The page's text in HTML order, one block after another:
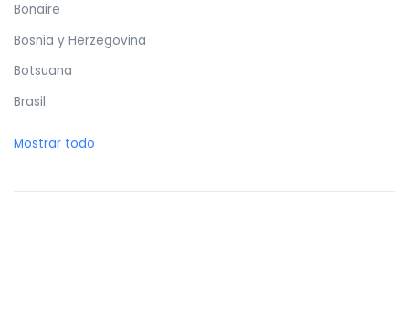
Bonaire
Bosnia y Herzegovina
Botsuana
Brasil
Burkina Faso
Mostrar todo